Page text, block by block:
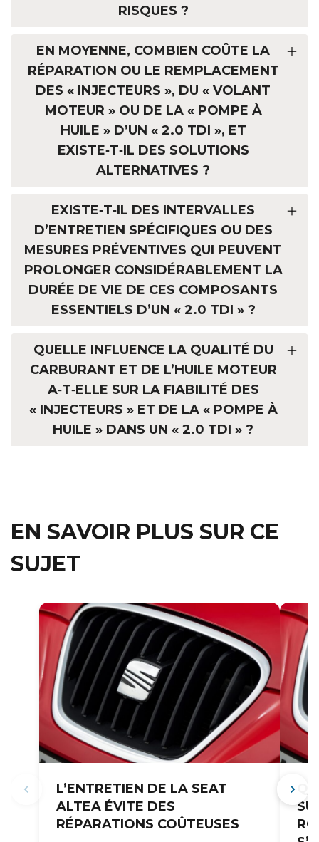
RISQUES ?
EN MOYENNE, COMBIEN COÛTE LA
RÉPARATION OU LE REMPLACEMENT
DES « INJECTEURS », DU « VOLANT
MOTEUR » OU DE LA « POMPE À
HUILE » D’UN « 2.0 TDI », ET
EXISTE‑T‑IL DES SOLUTIONS
ALTERNATIVES ?
EXISTE‑T‑IL DES INTERVALLES
D’ENTRETIEN SPÉCIFIQUES OU DES
MESURES PRÉVENTIVES QUI PEUVENT
PROLONGER CONSIDÉRABLEMENT LA
DURÉE DE VIE DE CES COMPOSANTS
ESSENTIELS D’UN « 2.0 TDI » ?
QUELLE INFLUENCE LA QUALITÉ DU
CARBURANT ET DE L’HUILE MOTEUR
A‑T‑ELLE SUR LA FIABILITÉ DES
« INJECTEURS » ET DE LA « POMPE À
HUILE » DANS UN « 2.0 TDI » ?
EN SAVOIR PLUS SUR CE
SUJET
L’ENTRETIEN DE LA SEAT
ALTEA ÉVITE DES
RÉPARATIONS COÛTEUSES